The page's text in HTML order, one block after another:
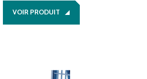
VOIR PRODUIT